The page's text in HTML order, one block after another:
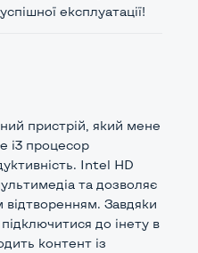
на клавиатуреДа
10 (30 дней)
експлуатації!
пристрій, який мене
i3 процесор
Intel HD
та дозволяє
відтворенням. Завдяки
до інету в
контент із